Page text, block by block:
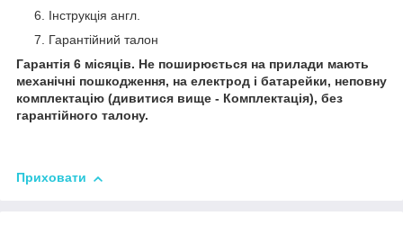
Інструкція англ.
Гарантійний талон
Гарантія 6 місяців. Не поширюється на прилади мають
механічні пошкодження, на електрод і батарейки, неповну
комплектацію (дивитися вище - Комплектація), без
гарантійного талону.
Приховати